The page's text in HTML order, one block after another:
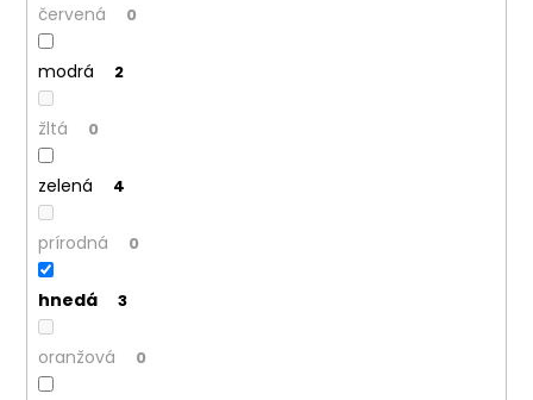
červená 0
modrá 2
žltá 0
zelená 4
prírodná 0
hnedá 3
oranžová 0